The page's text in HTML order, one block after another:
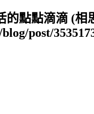
的點點滴滴 (
post/